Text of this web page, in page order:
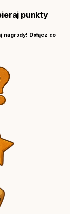
punkty
nagrody! Dołącz do